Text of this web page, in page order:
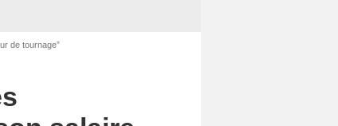
de tournage”